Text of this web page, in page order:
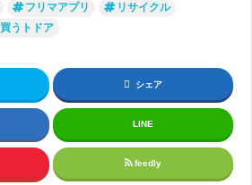
フリマアプリ
リサイクル
買うトドア
シェア
LINE
feedly